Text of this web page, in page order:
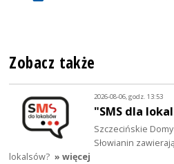
Zobacz także
2026-08-06, godz. 13:53
"SMS dla
Szczecińskie
Słowianin
lokalsów? » więcej